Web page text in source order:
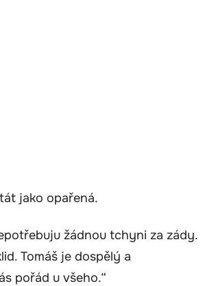
jako opařená.
žádnou tchyni za zády.
Tomáš je dospělý a
pořád u všeho.“